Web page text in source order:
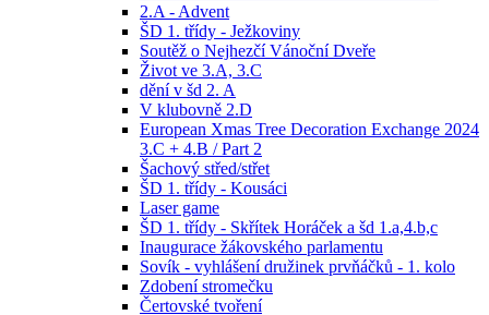
2.A - Advent
ŠD 1. třídy - Ježkoviny
Soutěž o Nejhezčí Vánoční Dveře
Život ve 3.A, 3.C
dění v šd 2. A
V klubovně 2.D
European Xmas Tree Decoration Exchange 2024
3.C + 4.B / Part 2
Šachový střed/střet
ŠD 1. třídy - Kousáci
Laser game
ŠD 1. třídy - Skřítek Horáček a šd 1.a,4.b,c
Inaugurace žákovského parlamentu
Sovík - vyhlášení družinek prvňáčků - 1. kolo
Zdobení stromečku
Čertovské tvoření